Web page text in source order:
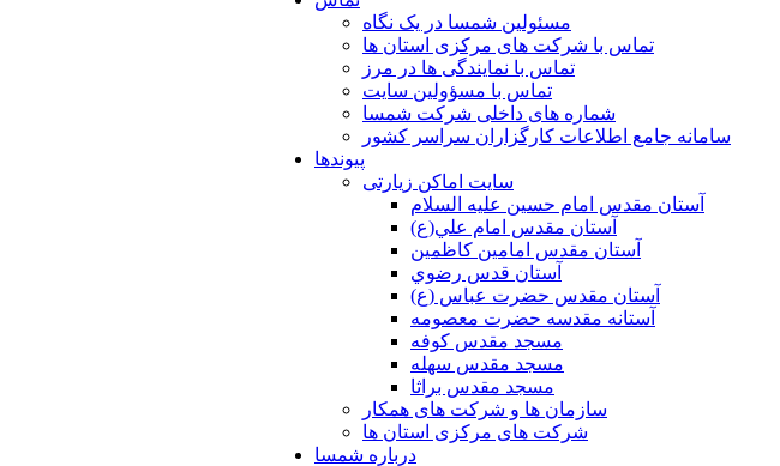
مسئولین شمسا در یک نگاه
تماس با شرکت های مرکزی استان ها
تماس با نمایندگی ها در مرز
تماس با مسؤولین سایت
شماره های داخلی شرکت شمسا
سامانه جامع اطلاعات کارگزاران سراسر کشور
پیوندها
سایت اماکن زیارتی
آستان مقدس امام حسين عليه السلام
آستان مقدس امام علي(ع)
آستان مقدس امامين كاظمين
آستان قدس رضوي
آستان مقدس حضرت عباس (ع)
آستانه مقدسه حضرت معصومه
مسجد مقدس كوفه
مسجد مقدس سهله
مسجد مقدس براثا
سازمان ها و شرکت های همکار
شرکت های مرکزی استان ها
درباره شمسا